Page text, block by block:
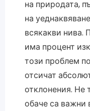
на природата,
на
всякакви нива.
има процент
този проблем
отсичат
отклонения. Не
обаче са важни